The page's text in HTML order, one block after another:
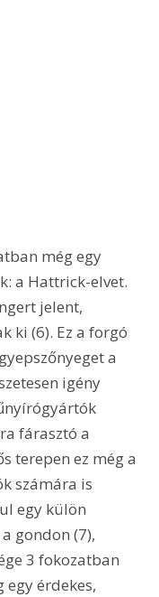
még egy
a Hattrick-elvet.
jelent,
ki (6). Ez a forgó
a
igény
fárasztó a
terepen ez még a
számára is
egy külön
gondon (7),
3 fokozatban
érdekes,